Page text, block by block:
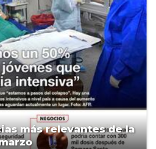
más relevantes de la